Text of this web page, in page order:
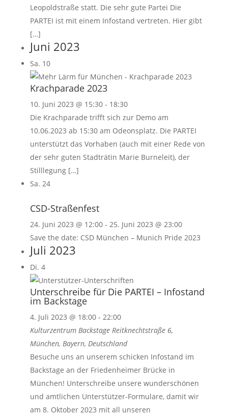
Leopoldstraße statt. Die sehr gute Partei Die
PARTEI ist mit einem Infostand vertreten. Hier gibt
[…]
Juni 2023
Sa. 10
Krachparade 2023
10. Juni 2023 @ 15:30- 18:30
Die Krachparade trifft sich zur Demo am
10.06.2023 ab 15:30 am Odeonsplatz. Die PARTEI
unterstützt das Vorhaben (auch mit einer Rede von
der sehr guten Stadträtin Marie Burneleit), der
Stilllegung […]
Sa. 24
CSD-Straßenfest
24. Juni 2023 @ 12:00- 25. Juni 2023 @ 23:00
Save the date: CSD München – Munich Pride 2023
Juli 2023
Di. 4
Unterschreibe für Die PARTEI – Infostand
im Backstage
4. Juli 2023 @ 18:00- 22:00
Kulturzentrum Backstage Reitknechtstraße 6,
München, Bayern, Deutschland
Besuche uns an unserem schicken Infostand im
Backstage an der Friedenheimer Brücke in
München! Unterschreibe unsere wunderschönen
und amtlichen Unterstützer-Formulare, damit wir
am 8. Oktober 2023 mit all unseren